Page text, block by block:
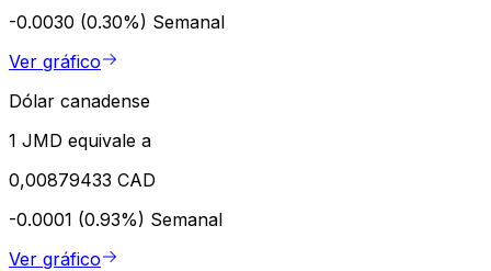
-0.0030 (0.30%) Semanal
Ver gráfico
Dólar canadense
1 JMD equivale a
0,00879433 CAD
-0.0001 (0.93%) Semanal
Ver gráfico